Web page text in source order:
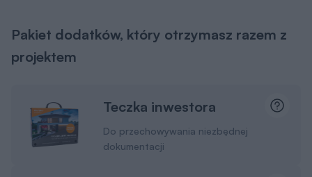
Pakiet dodatków, który otrzymasz razem z
projektem
Teczka inwestora
Do przechowywania niezbędnej
dokumentacji